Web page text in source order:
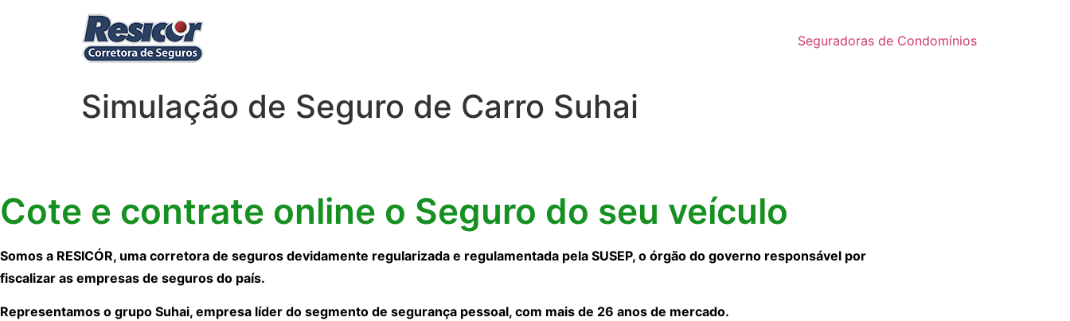
Seguradoras de Condomínios
Simulação de Seguro de Carro Suhai
Cote e contrate online o Seguro do seu veículo
Somos a RESICÓR, uma corretora de seguros devidamente regularizada e regulamentada pela SUSEP, o órgão do governo responsável por
fiscalizar as empresas de seguros do país.
Representamos o grupo Suhai, empresa líder do segmento de segurança pessoal, com mais de 26 anos de mercado.